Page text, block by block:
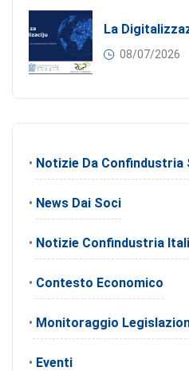
08/07/2026
• Notizie Da Confindustria
• News Dai Soci
• Notizie Confindustria
• Contesto Economico
• Monitoraggio
• Eventi